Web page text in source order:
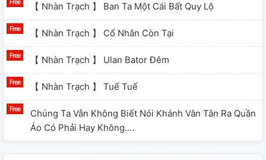
【 Nhàn Trạch 】 Ban Ta Một Cái Bất Quy Lộ
【 Nhàn Trạch 】 Cố Nhân Còn Tại
【 Nhàn Trạch 】 Ulan Bator Đêm
【 Nhàn Trạch 】 Tuế Tuế
Chúng Ta Vẫn Không Biết Nói Khánh Vân Tân Ra Quần
Áo Có Phải Hay Không....